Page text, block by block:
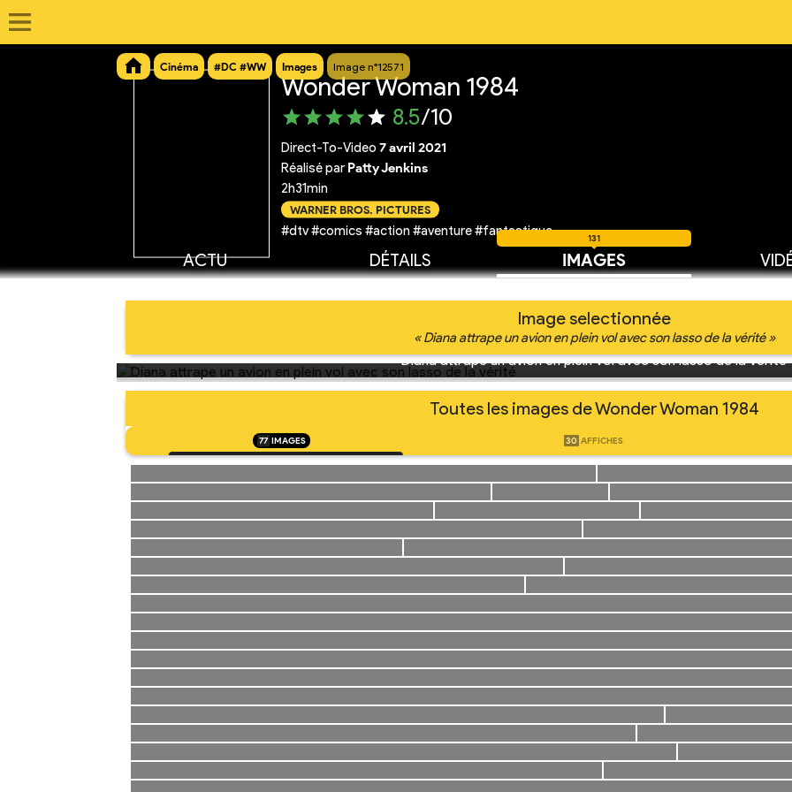
Cinéma #DC #WW Images Image n°12571
Wonder Woman 1984
8.5/10
Direct-To-Video 7 avril 2021
Réalisé par Patty Jenkins
2h31min
WARNER BROS. PICTURES
#dtv #comics #action #aventure #fantastique
ACTU DÉTAILS IMAGES
131
Image selectionnée
« Diana attrape un avion en plein vol avec son lasso de la vérité »
Diana attrape un avion en plein vol avec son lasso de la vérité
Toutes les images de Wonder Woman 1984
77 IMAGES 30 AFFICHES